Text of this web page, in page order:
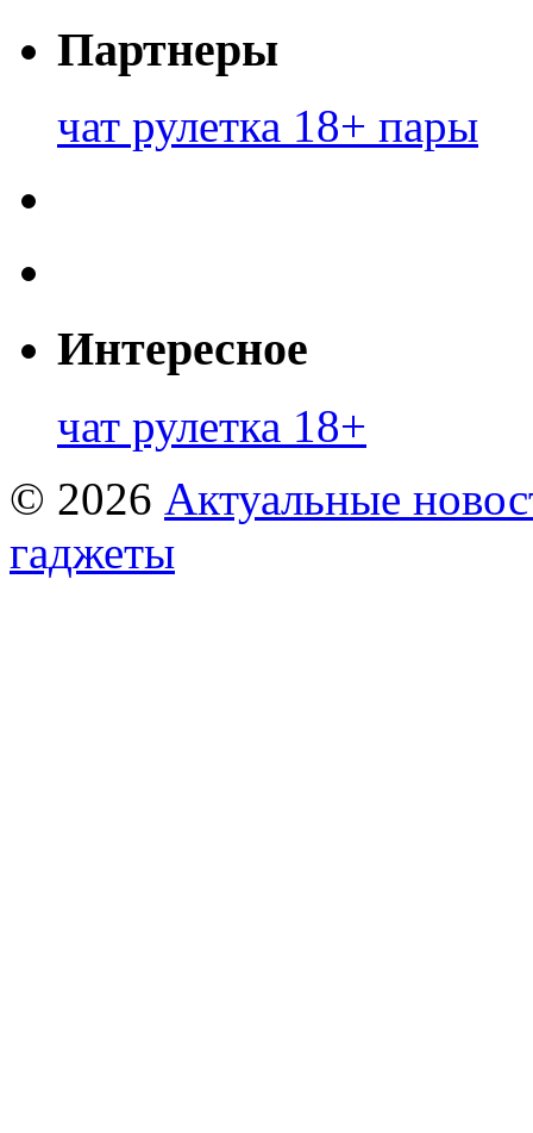
Партнеры
чат рулетка 18+ пары
Интересное
чат рулетка 18+
© 2026 Актуальные
гаджеты